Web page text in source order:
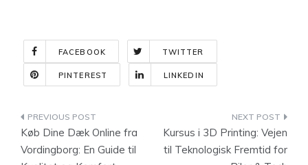
FACEBOOK TWITTER
PINTEREST LINKEDIN
Indlægsnavigation
Køb Dine Dæk Online fra
Vordingborg: En Guide til
Kursus i 3D Printing: Vejen
til Teknologisk Fremtid for